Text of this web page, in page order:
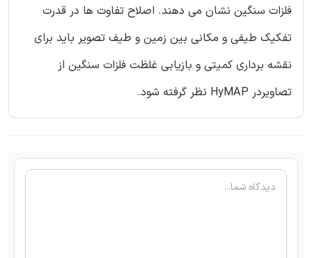
فلزات سنگین نشان می دهند. اصلاح تفاوت ها در قدرت
تفکیک طیفی و مکانی بین زمین و طیف تصویر باید برای
نقشه برداری کمیتی و بازیابی غلظت فلزات سنگین از
تصاویردر HyMAP نظر گرفته شود.